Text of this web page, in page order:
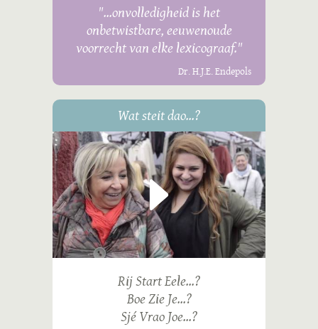
"...onvolledigheid is het
onbetwistbare, eeuwenoude
voorrecht van elke lexicograaf."
Dr. H.J.E. Endepols
Wat steit dao...?
Rij Start Eele...?
Boe Zie Je...?
Sjé Vrao Joe...?